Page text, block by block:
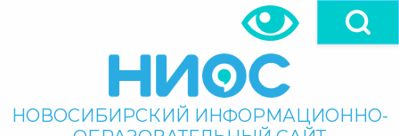
Поиск
НОВОСИБИРСКИЙ ИНФОРМАЦИОННО-